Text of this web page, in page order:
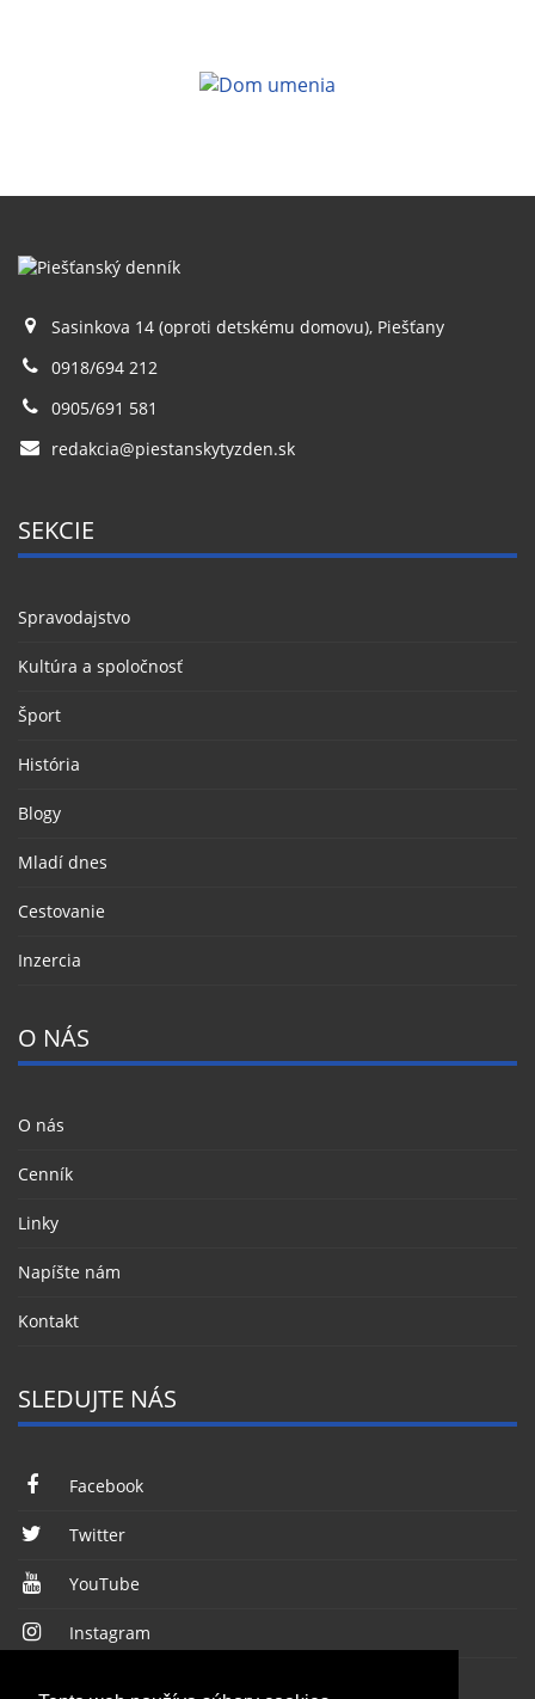
Sasinkova 14 (oproti detskému domovu), Piešťany
0918/694 212
0905/691 581
redakcia@piestanskytyzden.sk
SEKCIE
Spravodajstvo
Kultúra a spoločnosť
Šport
História
Blogy
Mladí dnes
Cestovanie
Inzercia
O NÁS
O nás
Cenník
Linky
Napíšte nám
Kontakt
SLEDUJTE NÁS
Facebook
Twitter
YouTube
Instagram